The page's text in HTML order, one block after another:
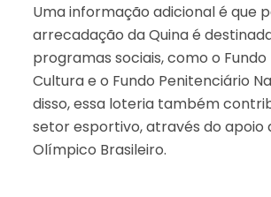
Uma informação adicional é que
arrecadação da Quina é
programas sociais, como o Fundo
Cultura e o Fundo Penitenciário
disso, essa loteria também
setor esportivo, através do apoio
Olímpico Brasileiro.